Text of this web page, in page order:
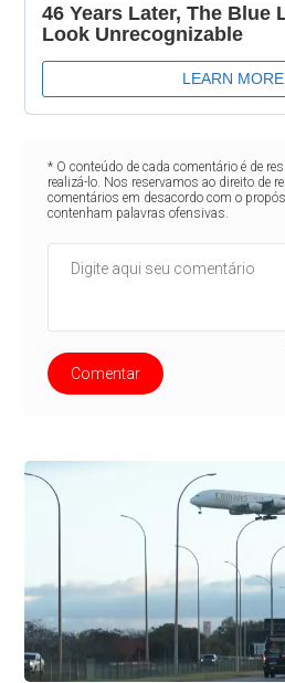
* O conteúdo de cada comentário é de
realizá-lo. Nos reservamos ao direito de
comentários em desacordo com o
contenham palavras ofensivas.
Comentar